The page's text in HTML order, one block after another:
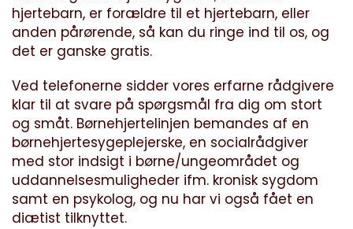
hjertebarn, er forældre til et hjertebarn, eller
anden pårørende, så kan du ringe ind til os, og
det er ganske gratis.
Ved telefonerne sidder vores erfarne rådgivere
klar til at svare på spørgsmål fra dig om stort
og småt. Børnehjertelinjen bemandes af en
børnehjertesygeplejerske, en socialrådgiver
med stor indsigt i børne/ungeområdet og
uddannelsesmuligheder ifm. kronisk sygdom
samt en psykolog, og nu har vi også fået en
diætist tilknyttet.